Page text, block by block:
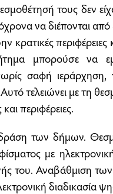
τους δεν
να διέπονται από
περιφέρειες
μπορούσε να
σαφή ιεράρχηση,
τελειώνει με τη
περιφέρειες.
των δήμων.
με
του. Αναβάθμιση
διαδικασία